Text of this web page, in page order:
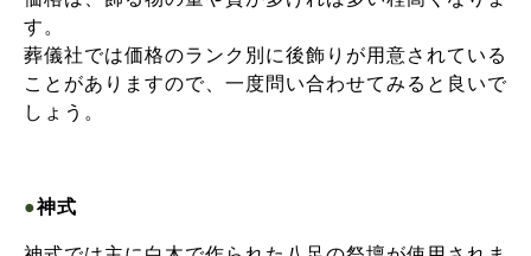
す。
葬儀社では価格のランク別に後飾りが用意されている
ことがありますので、一度問い合わせてみると良いで
しょう。
●神式